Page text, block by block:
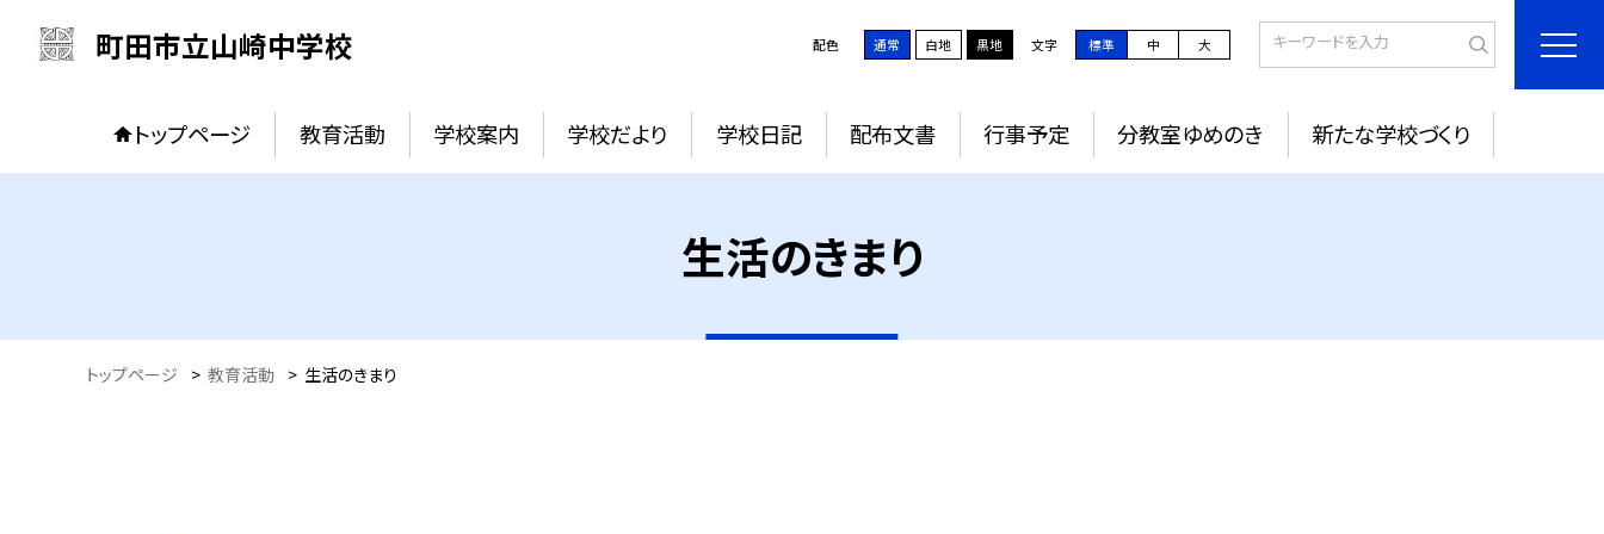
町田市立山崎中学校 配色 通常 白地 黒地 文字 標準 中 大
トップページ 教育活動 学校案内 学校だより 学校日記 配布文書 行事予定 分教室ゆめのき 新たな学校づくり
生活のきまり
トップページ > 教育活動 > 生活のきまり